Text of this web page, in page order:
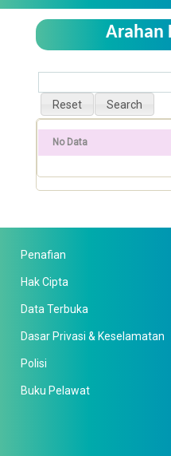
Arahan
No Data
Penafian
Hak Cipta
Data Terbuka
Dasar Privasi & Keselamatan
Polisi
Buku Pelawat